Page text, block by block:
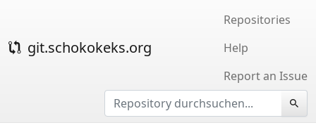
git.schokokeks.org
Repositories
Help
Report an Issue